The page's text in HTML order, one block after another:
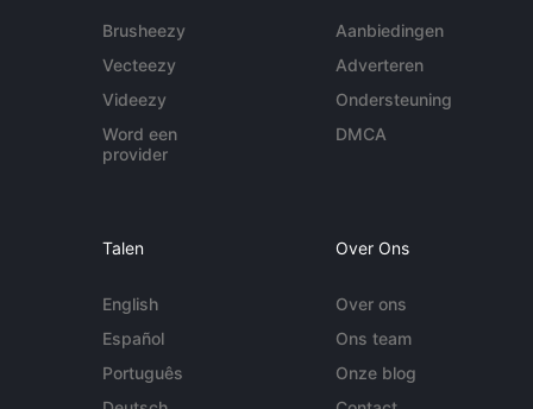
Brusheezy
Vecteezy
Videezy
Word een
provider
Aanbiedingen
Adverteren
Ondersteuning
DMCA
Talen
English
Español
Português
Over Ons
Over ons
Ons team
Onze blog